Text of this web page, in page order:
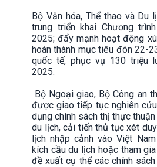
Bộ Văn hóa, Thể thao và Du
trung triển khai Chương
2025; đẩy mạnh hoạt động
hoàn thành mục tiêu đón 22-
quốc tế, phục vụ 130 triệu
2025.
Bộ Ngoại giao, Bộ Công an
được giao tiếp tục nghiên
dụng chính sách thị thực
du lịch, cải tiến thủ tục xét
lịch nhập cảnh vào Việt
kích cầu du lịch hoặc tham
đề xuất cụ thể các chính